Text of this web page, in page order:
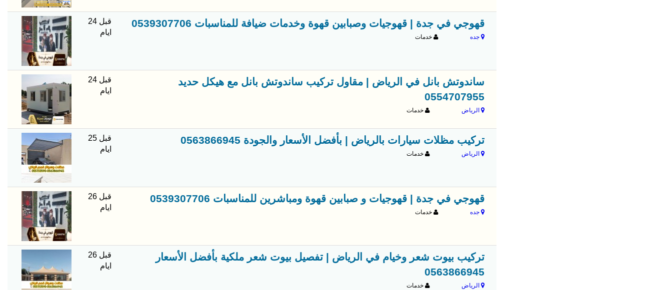
قهوجي في جدة | قهوجيات وصبابين قهوة وخدمات ضيافة للمناسبات 0539307706
جده خدمات
قبل 24
ايام
ساندوتش بانل في الرياض | مقاول تركيب ساندوتش بانل مع هيكل حديد
0554707955
الرياض خدمات
قبل 24
ايام
تركيب مظلات سيارات بالرياض | بأفضل الأسعار والجودة 0563866945
الرياض خدمات
قبل 25
ايام
قهوجي في جدة | قهوجيات و صبابين قهوة ومباشرين للمناسبات 0539307706
جده خدمات
قبل 26
ايام
تركيب بيوت شعر وخيام في الرياض | تفصيل بيوت شعر ملكية بأفضل الأسعار
0563866945
الرياض خدمات
قبل 26
ايام